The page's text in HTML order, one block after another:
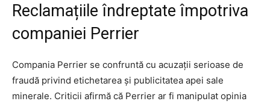
Reclamațiile îndreptate împotriva
companiei Perrier
Compania Perrier se confruntă cu acuzații serioase de
fraudă privind etichetarea și publicitatea apei sale
minerale. Criticii afirmă că Perrier ar fi manipulat opinia